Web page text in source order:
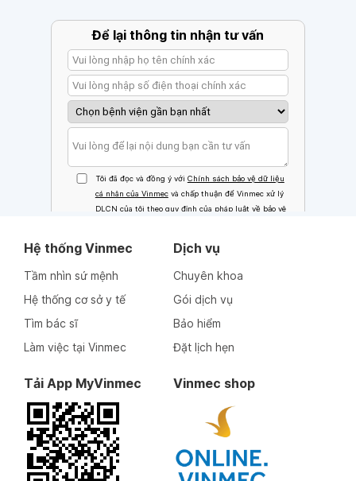
Hệ thống Vinmec
Tầm nhìn sứ mệnh
Hệ thống cơ sở y tế
Tìm bác sĩ
Làm việc tại Vinmec
Dịch vụ
Chuyên khoa
Gói dịch vụ
Bảo hiểm
Đặt lịch hẹn
Tải App MyVinmec Vinmec shop